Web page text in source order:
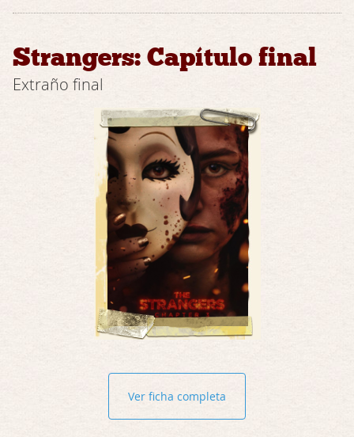
Strangers: Capítulo final
Extraño final
Ver ficha completa